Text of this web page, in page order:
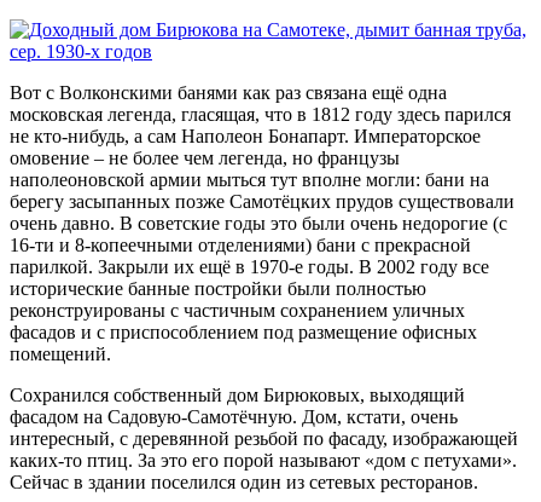
Вот с Волконскими банями как раз связана ещё одна
московская легенда, гласящая, что в 1812 году здесь парился
не кто-нибудь, а сам Наполеон Бонапарт. Императорское
омовение – не более чем легенда, но французы
наполеоновской армии мыться тут вполне могли: бани на
берегу засыпанных позже Самотёцких прудов существовали
очень давно. В советские годы это были очень недорогие (с
16-ти и 8-копеечными отделениями) бани с прекрасной
парилкой. Закрыли их ещё в 1970-е годы. В 2002 году все
исторические банные постройки были полностью
реконструированы с частичным сохранением уличных
фасадов и с приспособлением под размещение офисных
помещений.
Сохранился собственный дом Бирюковых, выходящий
фасадом на Садовую-Самотёчную. Дом, кстати, очень
интересный, с деревянной резьбой по фасаду, изображающей
каких-то птиц. За это его порой называют «дом с петухами».
Сейчас в здании поселился один из сетевых ресторанов.